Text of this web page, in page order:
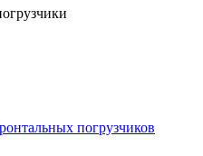
погрузчиков